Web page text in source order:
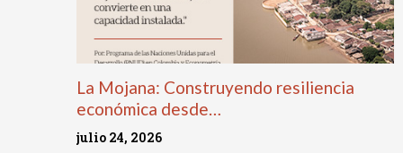
La Mojana: Construyendo resiliencia
económica desde…
julio 24, 2026